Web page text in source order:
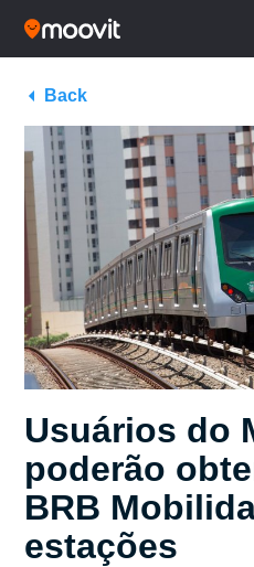
Back
Usuários do
poderão
BRB
estações